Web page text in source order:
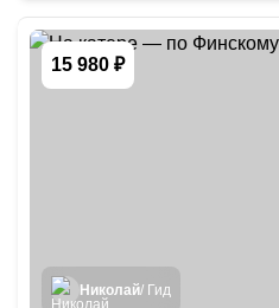
15 980 ₽
Николай/ Гид